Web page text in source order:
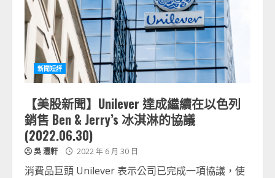
新聞短評
【美股新聞】Unilever 達成繼續在以色列
銷售 Ben & Jerry’s 冰淇淋的協議
(2022.06.30)
吳 灃軒 2022 年 6 月 30 日
消費品巨頭 Unilever 表示公司已完成一項協議，使